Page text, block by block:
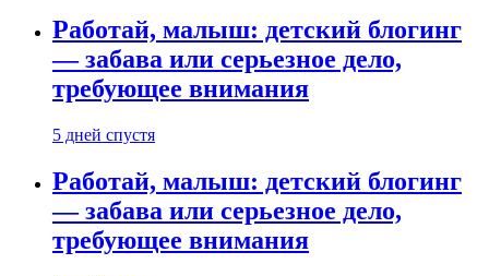
Работай, малыш: детский блогинг
— забава или серьезное дело,
требующее внимания
5 дней спустя
Работай, малыш: детский блогинг
— забава или серьезное дело,
требующее внимания